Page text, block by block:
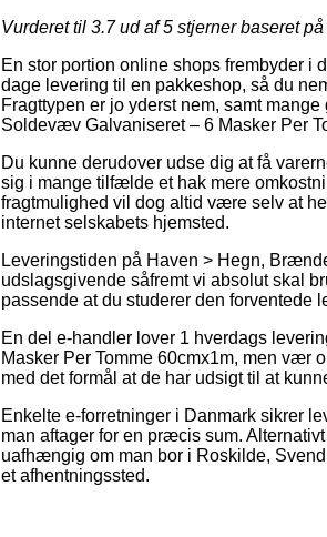
Vurderet til 3.7ud af 5 stjerner baseret på
En stor portion online shops frembyder i
dage levering til en pakkeshop, så du
Fragttypen er jo yderst nem, samt
Soldevæv Galvaniseret – 6 Masker Per
Du kunne derudover udse dig at få
sig i mange tilfælde et hak mere
fragtmulighed vil dog altid være selv at
internet selskabets hjemsted.
Leveringstiden på Haven > Hegn,
udslagsgivende såfremt vi absolut skal
passende at du studerer den forventede
En del e-handler lover 1 hverdags
Masker Per Tomme 60cmx1m, men vær
med det formål at de har udsigt til at
Enkelte e-forretninger i Danmark sikrer
man aftager for en præcis sum.
uafhængig om man bor i Roskilde,
et afhentningssted.